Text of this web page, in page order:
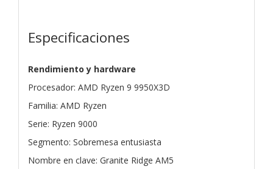
Especificaciones
Rendimiento y hardware
Procesador: AMD Ryzen 9 9950X3D
Familia: AMD Ryzen
Serie: Ryzen 9000
Segmento: Sobremesa entusiasta
Nombre en clave: Granite Ridge AM5